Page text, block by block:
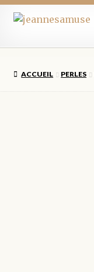
Aller
la
Aller
contenu
ACCUEIL PERLES